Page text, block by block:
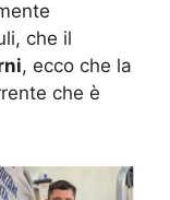
che il
, ecco che la
che è